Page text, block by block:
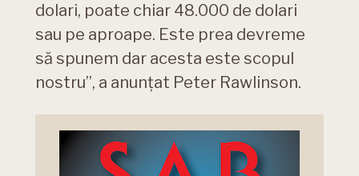
dolari, poate chiar 48.000 de dolari
sau pe aproape. Este prea devreme
să spunem dar acesta este scopul
nostru”, a anunțat Peter Rawlinson.